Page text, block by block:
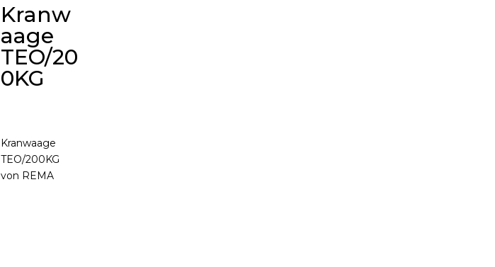
Kranw
aage
TEO/20
0KG
Kranwaage
TEO/200KG
von REMA